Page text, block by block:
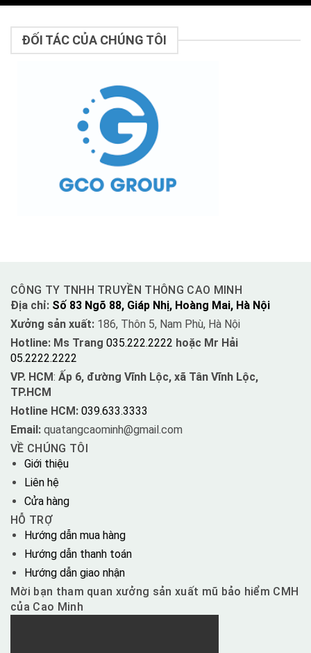
ĐỐI TÁC CỦA CHÚNG TÔI
CÔNG TY TNHH TRUYỀN THÔNG CAO MINH
Địa chỉ: Số 83 Ngõ 88, Giáp Nhị, Hoàng Mai, Hà Nội
Xưởng sản xuất: 186, Thôn 5, Nam Phù, Hà Nội
Hotline: Ms Trang 035.222.2222 hoặc Mr Hải
05.2222.2222
VP. HCM: Ấp 6, đường Vĩnh Lộc, xã Tân Vĩnh Lộc,
TP.HCM
Hotline HCM: 039.633.3333
Email: quatangcaominh@gmail.com
VỀ CHÚNG TÔI
Giới thiệu
Liên hệ
Cửa hàng
HỖ TRỢ
Hướng dẫn mua hàng
Hướng dẫn thanh toán
Hướng dẫn giao nhận
Mời bạn tham quan xưởng sản xuất mũ bảo hiểm CMH
của Cao Minh